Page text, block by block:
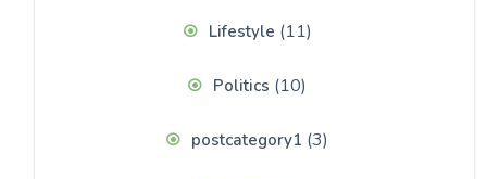
Lifestyle (11)
Politics (10)
postcategory1 (3)